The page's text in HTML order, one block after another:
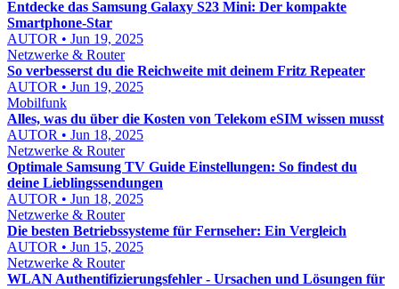
Entdecke das Samsung Galaxy S23 Mini: Der kompakte
Smartphone-Star
AUTOR • Jun 19, 2025
Netzwerke & Router
So verbesserst du die Reichweite mit deinem Fritz Repeater
AUTOR • Jun 19, 2025
Mobilfunk
Alles, was du über die Kosten von Telekom eSIM wissen musst
AUTOR • Jun 18, 2025
Netzwerke & Router
Optimale Samsung TV Guide Einstellungen: So findest du
deine Lieblingssendungen
AUTOR • Jun 18, 2025
Netzwerke & Router
Die besten Betriebssysteme für Fernseher: Ein Vergleich
AUTOR • Jun 15, 2025
Netzwerke & Router
WLAN Authentifizierungsfehler - Ursachen und Lösungen für